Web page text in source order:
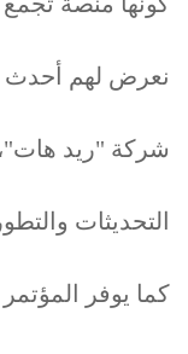
نعرض لهم أحدث
شركة "ريد
التحديثات
كما يوفر